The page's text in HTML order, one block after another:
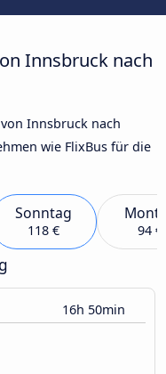
Innsbruck nach
Innsbruck nach
wie FlixBus für die
Sonntag
118 € 94 €
16h 50min